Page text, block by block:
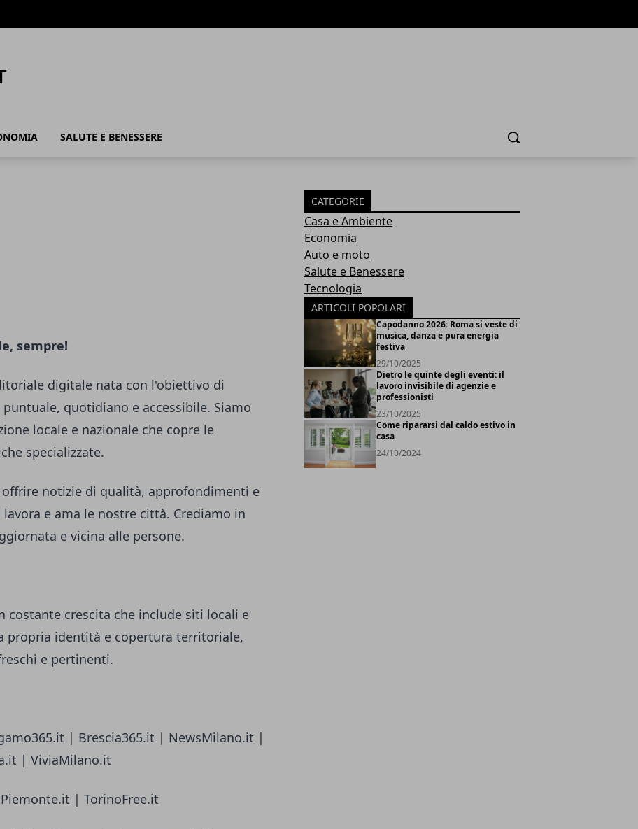
SALUTE E BENESSERE Cerca
sempre!
digitale nata con l'obiettivo di
quotidiano e accessibile. Siamo
locale e nazionale che copre le
specializzate.
notizie di qualità, approfondimenti e
e ama le nostre città. Crediamo in
e vicina alle persone.
costante crescita che include siti locali e
propria identità e copertura territoriale,
e pertinenti.
| Brescia365.it | NewsMilano.it |
| ViviaMilano.it
| TorinoFree.it
CATEGORIE
Casa e Ambiente
Economia
Auto e moto
Salute e Benessere
Tecnologia
ARTICOLI POPOLARI
Capodanno 2026: Roma si veste di
musica, danza e pura energia
festiva
29/10/2025
Dietro le quinte degli eventi: il
lavoro invisibile di agenzie e
professionisti
23/10/2025
Come ripararsi dal caldo estivo in
casa
24/10/2024